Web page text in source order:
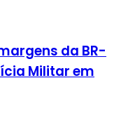
da BR-
Militar em